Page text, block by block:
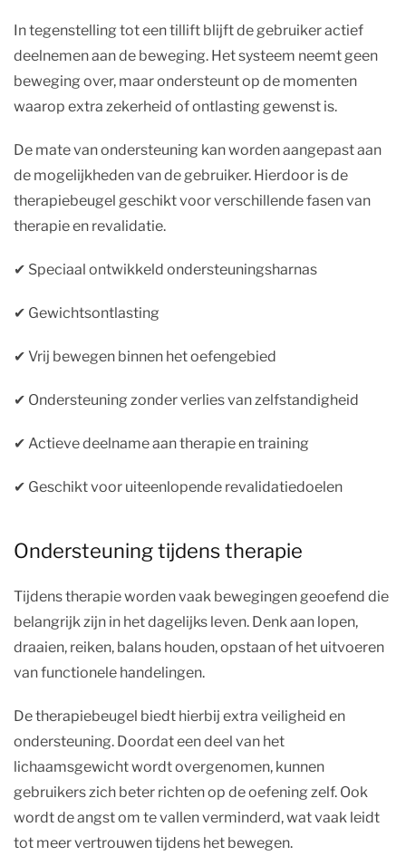
In tegenstelling tot een tillift blijft de gebruiker actief
deelnemen aan de beweging. Het systeem neemt geen
beweging over, maar ondersteunt op de momenten
waarop extra zekerheid of ontlasting gewenst is.
De mate van ondersteuning kan worden aangepast aan
de mogelijkheden van de gebruiker. Hierdoor is de
therapiebeugel geschikt voor verschillende fasen van
therapie en revalidatie.
✔︎ Speciaal ontwikkeld ondersteuningsharnas
✔︎ Gewichtsontlasting
✔︎ Vrij bewegen binnen het oefengebied
✔︎ Ondersteuning zonder verlies van zelfstandigheid
✔︎ Actieve deelname aan therapie en training
✔︎ Geschikt voor uiteenlopende revalidatiedoelen
Ondersteuning tijdens therapie
Tijdens therapie worden vaak bewegingen geoefend die
belangrijk zijn in het dagelijks leven. Denk aan lopen,
draaien, reiken, balans houden, opstaan of het uitvoeren
van functionele handelingen.
De therapiebeugel biedt hierbij extra veiligheid en
ondersteuning. Doordat een deel van het
lichaamsgewicht wordt overgenomen, kunnen
gebruikers zich beter richten op de oefening zelf. Ook
wordt de angst om te vallen verminderd, wat vaak leidt
tot meer vertrouwen tijdens het bewegen.